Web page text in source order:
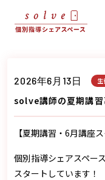
2026年6月13日
solve講師の夏期講習
【夏期講習・6月講座
個別指導シェアスペー
スタートしています！